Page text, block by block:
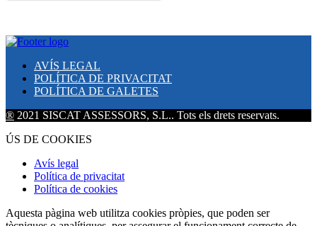
AVÍS LEGAL
POLÍTICA DE PRIVACITAT
POLÍTICA DE GALETES
® 2021 SISCAT ASSESSORS, S.L.. Tots els drets reservats.
ÚS DE COOKIES
Avís legal
Política de privacitat
Política de cookies
Aquesta pàgina web utilitza cookies pròpies, que poden ser